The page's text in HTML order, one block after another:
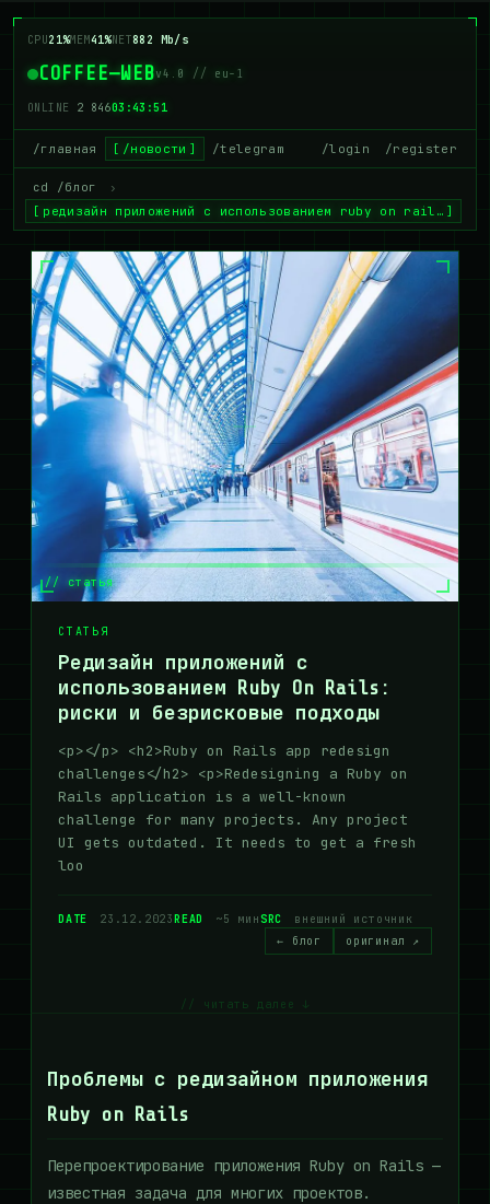
CPU21%MEM41%NET882 Mb/s
COFFEE—WEBv4.0 // eu-1
ONLINE 2 84603:43:52
/главная /новости /telegram /login /register
cd /блог
›
редизайн приложений с использованием ruby on rail…
// статья
СТАТЬЯ
Редизайн приложений с
использованием Ruby On Rails:
риски и безрисковые подходы
<p></p> <h2>Ruby on Rails app redesign
challenges</h2> <p>Redesigning a Ruby on
Rails application is a well-known
challenge for many projects. Any project
UI gets outdated. It needs to get a fresh
loo
DATE 23.12.2023READ ~5 минSRC
внешний источник
← блог
оригинал ↗
// читать далее ↓
Проблемы с редизайном приложения
Ruby on Rails
Перепроектирование приложения Ruby on Rails —
известная задача для многих проектов.